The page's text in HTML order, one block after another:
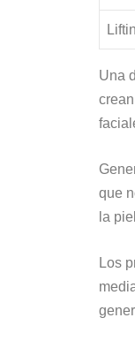
Una
que
la
Los